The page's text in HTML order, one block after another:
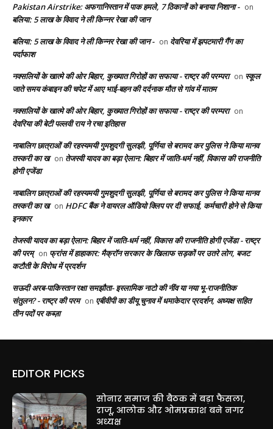
Pakistan Airstrike: अफगानिस्तान में पाक हमले, 7 ठिकानों को बनाया निशाना - on
बलिया: 5 लाख के विवाद ने ली किन्नर रेखा की जान
बलिया: 5 लाख के विवाद ने ली किन्नर रेखा की जान - on देवरिया में झपटमारी गैंग का
पर्दाफाश
नक्सलियों के खात्मे की ओर बिहार, कुख्यात गिरोहों का सफाया - राष्ट्र की परम्परा on स्कूल
जाते समय कंबाइन की चपेट में आए भाई-बहन की दर्दनाक मौत से गांव में मातम
नक्सलियों के खात्मे की ओर बिहार, कुख्यात गिरोहों का सफाया - राष्ट्र की परम्परा on
देवरिया की बेटी पल्लवी राय ने रचा इतिहास
नाबालिग छात्राओं की रहस्यमयी गुमशुदगी सुलझी, पूर्णिया से बरामद कर पुलिस ने किया मानव
तस्करी का ख on तेजस्वी यादव का बड़ा ऐलान: बिहार में जाति-धर्म नहीं, विकास की राजनीति
होगी एजेंडा
नाबालिग छात्राओं की रहस्यमयी गुमशुदगी सुलझी, पूर्णिया से बरामद कर पुलिस ने किया मानव
तस्करी का ख on HDFC बैंक ने वायरल ऑडियो क्लिप पर दी सफाई, कर्मचारी होने से किया
इनकार
तेजस्वी यादव का बड़ा ऐलान: बिहार में जाति-धर्म नहीं, विकास की राजनीति होगी एजेंडा - राष्ट्र
की परम् on फ्रांस में हाहाकार: मैक्रॉन सरकार के खिलाफ सड़कों पर उतरे लोग, बजट
कटौती के विरोध में प्रदर्शन
सऊदी अरब-पाकिस्तान रक्षा समझौता- इस्लामिक नाटो की नींव या नया भू-राजनीतिक
संतुलन? - राष्ट्र की परम on एबीवीपी का डीयू चुनाव में धमाकेदार प्रदर्शन, अध्यक्ष सहित
तीन पदों पर कब्ज़ा
EDITOR PICKS
सोनार समाज की बैठक में बड़ा फैसला,
राजू, आलोक और ओमप्रकाश बने नगर
अध्यक्ष